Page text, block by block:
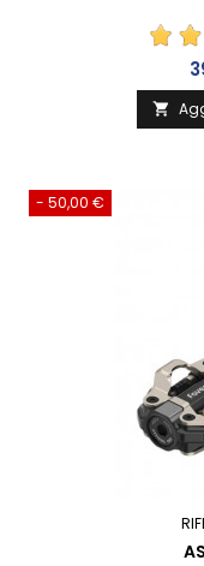

- 50,00 €